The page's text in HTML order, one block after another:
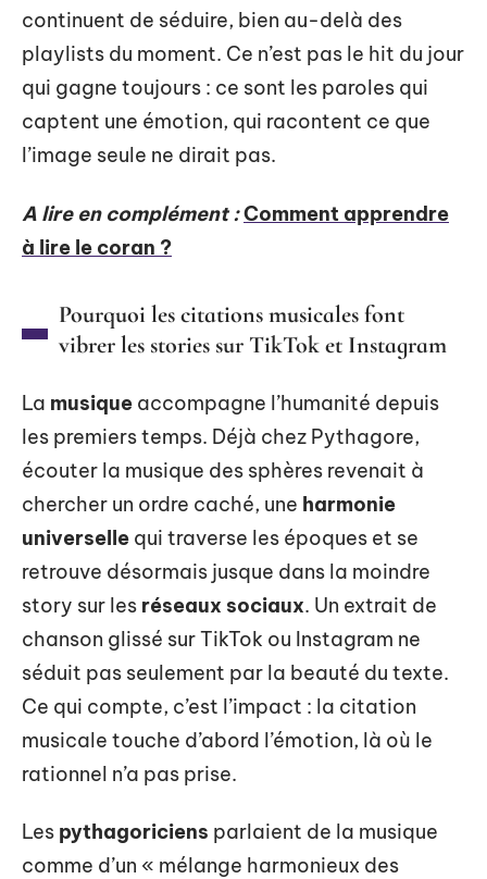
continuent de séduire, bien au-delà des
playlists du moment. Ce n’est pas le hit du jour
qui gagne toujours : ce sont les paroles qui
captent une émotion, qui racontent ce que
l’image seule ne dirait pas.
A lire en complément :Comment apprendre
à lire le coran ?
Pourquoi les citations musicales font
vibrer les stories sur TikTok et Instagram
La musique accompagne l’humanité depuis
les premiers temps. Déjà chez Pythagore,
écouter la musique des sphères revenait à
chercher un ordre caché, une harmonie
universelle qui traverse les époques et se
retrouve désormais jusque dans la moindre
story sur les réseaux sociaux. Un extrait de
chanson glissé sur TikTok ou Instagram ne
séduit pas seulement par la beauté du texte.
Ce qui compte, c’est l’impact : la citation
musicale touche d’abord l’émotion, là où le
rationnel n’a pas prise.
Les pythagoriciens parlaient de la musique
comme d’un « mélange harmonieux des